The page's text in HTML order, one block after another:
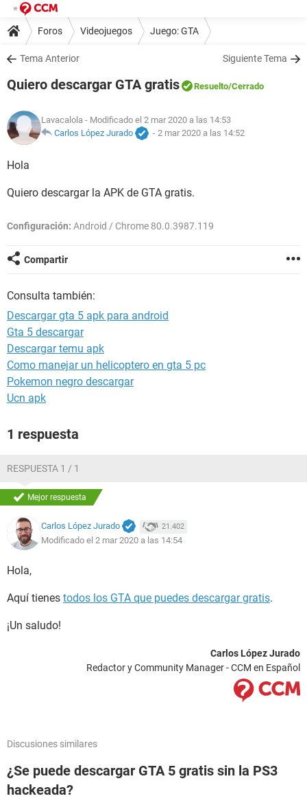
Foros Videojuegos Juego: GTA
Tema Anterior Siguiente Tema
Quiero descargar GTA gratis Resuelto/Cerrado
Lavacalola - Modificado el 2 mar 2020 a las 14:53
Carlos López Jurado
- 2 mar 2020 a las 14:52
Hola
Quiero descargar la APK de GTA gratis.
Configuración: Android / Chrome 80.0.3987.119
Compartir
Consulta también:
Descargar gta 5 apk para android
Gta 5 descargar
Descargar temu apk
Como manejar un helicoptero en gta 5 pc
Pokemon negro descargar
Ucn apk
1 respuesta
RESPUESTA 1 / 1
Mejor respuesta
Carlos López Jurado 21.402
Modificado el 2 mar 2020 a las 14:54
Hola,
Aquí tienes todos los GTA que puedes descargar gratis.
¡Un saludo!
Carlos López Jurado
Redactor y Community Manager - CCM en Español
Discusiones similares
¿Se puede descargar GTA 5 gratis sin la PS3
hackeada?